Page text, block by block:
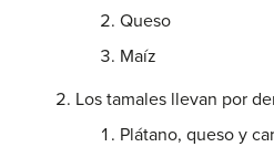
Queso
Maíz
Los tamales llevan por
Plátano, queso y